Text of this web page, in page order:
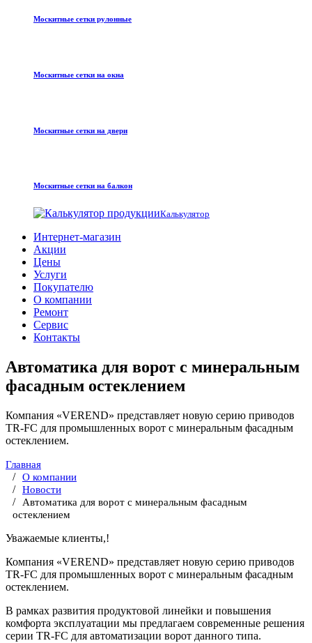
Москитные сетки рулонные
Москитные сетки на окна
Москитные сетки на двери
Москитные сетки на балкон
Калькулятор
Интернет-магазин
Акции
Цены
Услуги
Покупателю
О компании
Ремонт
Сервис
Контакты
Автоматика для ворот с минеральным
фасадным остеклением
Компания «VEREND» представляет новую серию приводов
TR-FC для промышленных ворот с минеральным фасадным
остеклением.
Главная
О компании
Новости
Автоматика для ворот с минеральным фасадным
остеклением
Уважаемые клиенты,!
Компания «VEREND» представляет новую серию приводов
TR-FC для промышленных ворот с минеральным фасадным
остеклением.
В рамках развития продуктовой линейки и повышения
комфорта эксплуатации мы предлагаем современные решения
серии TR-FC для автоматизации ворот данного типа.